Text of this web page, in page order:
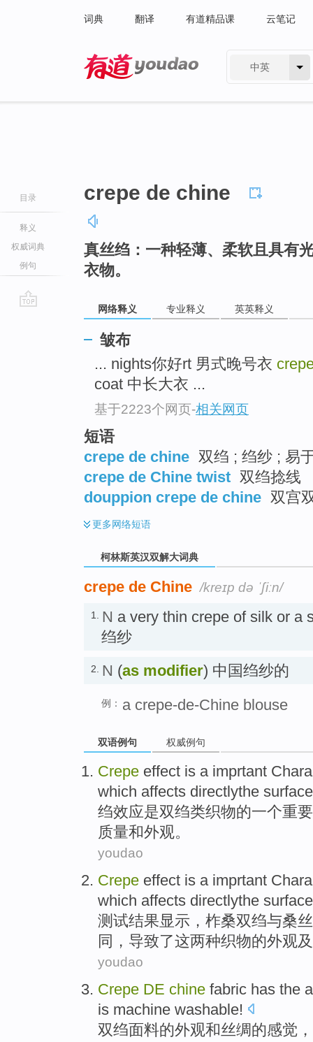
词典 翻译 有道精品课 云笔记
中英
目录
释义
权威词典
例句
crepe de chine
真丝绉：一种轻薄、柔软且具有
衣物。
网络释义 专业释义 英英释义
皱布
... nights你好rt 男式晚号衣
coat 中长大衣 ...
基于2223个网页-相关网页
短语
crepe de chine 双绉 ; 绉纱 ; 易
crepe de Chine twist 双绉捻线
douppion crepe de chine 双宫
更多网络短语
柯林斯英汉双解大词典
crepe de Chine /kreɪp də ˈʃiːn/
1. N a very thin crepe of silk or a
绉纱
2. N (as modifier) 中国绉纱的
例： a crepe-de-Chine blouse
双语例句 权威例句
Crepe effect is a imprtant
which affects directlythe surface
绉效应是双绉类织物的一个重要
质量和外观。
youdao
Crepe effect is a imprtant
which affects directlythe
测试结果显示，柞桑双绉与桑丝
同，导致了这两种织物的外观
youdao
Crepe DE chine fabric has the
is machine washable!
双绉面料的外观和丝绸的感觉 ，